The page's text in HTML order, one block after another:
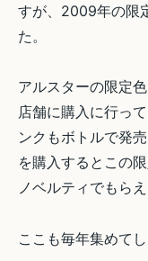
すが、2009年の限
た。
アルスターの限定
店舗に購入に行っ
ンクもボトルで発
を購入するとこの
ノベルティでもら
ここも毎年集めて